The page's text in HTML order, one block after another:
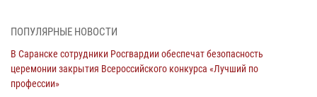
участие в празднествах, посвящённых 25-летию канонизации
Фёдора Ушакова
06 августа 2026, 08:14
ПОПУЛЯРНЫЕ НОВОСТИ
В Саранске сотрудники Росгвардии обеспечат безопасность
церемонии закрытия Всероссийского конкурса «Лучший по
профессии»